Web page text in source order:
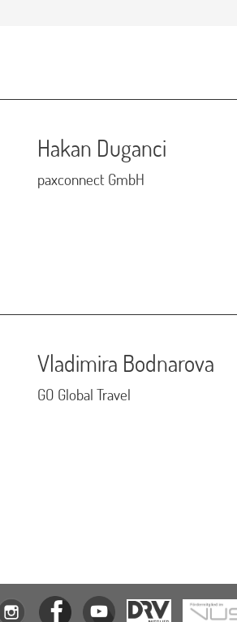
Hakan Duganci
paxconnect GmbH
Vladimira Bodnarova
GO Global Travel